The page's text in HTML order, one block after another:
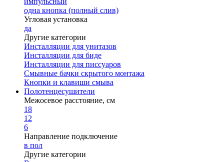
одна кнопка (полный слив)
Угловая установка
да
Другие категории
Инсталляции для унитазов
Инсталляции для биде
Инсталляции для писсуаров
Смывные бачки скрытого монтажа
Кнопки и клавиши смыва
Полотенцесушители
Межосевое расстояние, см
18
12
6
Направление подключение
в пол
Другие категории